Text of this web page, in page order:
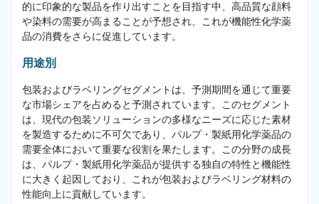
的に印象的な製品を作り出すことを目指す中、高品質な顔料
や染料の需要が高まることが予想され、これが機能性化学薬
品の消費をさらに促進しています。
用途別
包装およびラベリングセグメントは、予測期間を通じて重要
な市場シェアを占めると予測されています。このセグメント
は、現代の包装ソリューションの多様なニーズに応じた素材
を製造するために不可欠であり、パルプ・製紙用化学薬品の
需要全体において重要な役割を果たします。この分野の成長
は、パルプ・製紙用化学薬品が提供する独自の特性と機能性
に大きく起因しており、これが包装およびラベリング材料の
性能向上に貢献しています。